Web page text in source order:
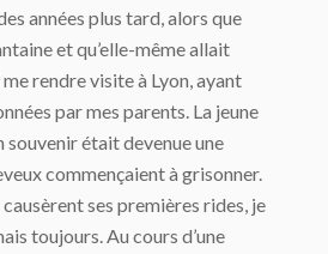
années plus tard, alors que
et qu’elle-même allait
rendre visite à Lyon, ayant
par mes parents. La jeune
souvenir était devenue une
commençaient à grisonner.
ses premières rides, je
toujours. Au cours d’une